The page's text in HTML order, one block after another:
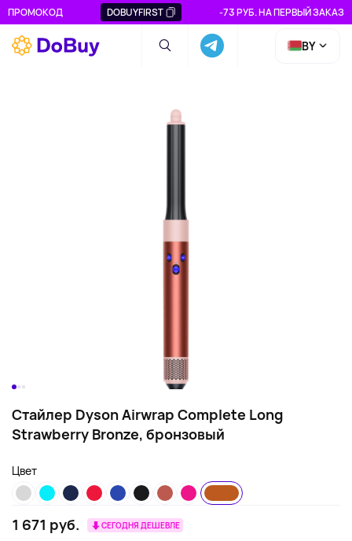
ПРОМОКОД DOBUYFIRST -73 РУБ. НА ПЕРВЫЙ ЗАКАЗ
BY
Стайлер Dyson Airwrap Complete Long
Strawberry Bronze, бронзовый
Цвет
1 671 руб. СЕГОДНЯ ДЕШЕВЛЕ